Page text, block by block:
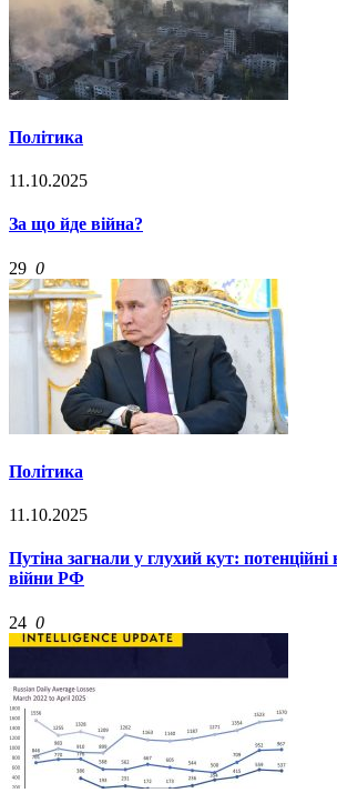
Політика
11.10.2025
За що йде війна?
29 0
Політика
11.10.2025
Путіна загнали у глухий кут:
війни РФ
24 0